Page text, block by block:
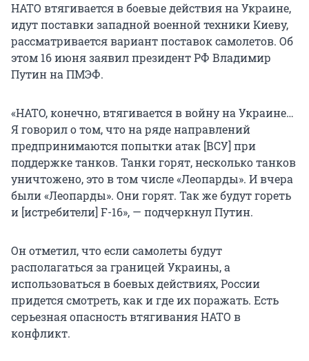
НАТО втягивается в боевые действия на Украине,
идут поставки западной военной техники Киеву,
рассматривается вариант поставок самолетов. Об
этом 16 июня заявил президент РФ Владимир
Путин на ПМЭФ.
«НАТО, конечно, втягивается в войну на Украине…
Я говорил о том, что на ряде направлений
предпринимаются попытки атак [ВСУ] при
поддержке танков. Танки горят, несколько танков
уничтожено, это в том числе «Леопарды». И вчера
были «Леопарды». Они горят. Так же будут гореть
и [истребители] F-16», — подчеркнул Путин.
Он отметил, что если самолеты будут
располагаться за границей Украины, а
использоваться в боевых действиях, России
придется смотреть, как и где их поражать. Есть
серьезная опасность втягивания НАТО в
конфликт.